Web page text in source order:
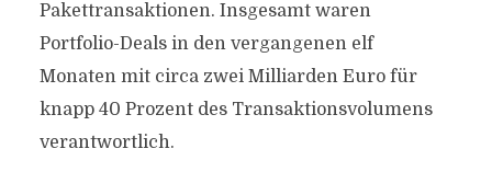
Pakettransaktionen. Insgesamt waren
Portfolio-Deals in den vergangenen elf
Monaten mit circa zwei Milliarden Euro für
knapp 40 Prozent des Transaktionsvolumens
verantwortlich.